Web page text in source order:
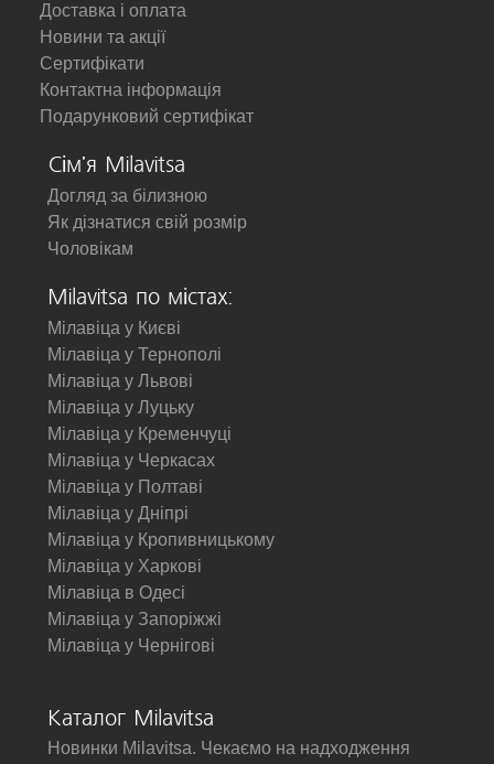
Доставка і оплата
Новини та акції
Сертифікати
Контактна інформація
Подарунковий сертифікат
Сім'я Milavitsa
Догляд за білизною
Як дізнатися свій розмір
Чоловікам
Milavitsa по містах:
Мілавіца у Києві
Мілавіца у Тернополі
Мілавіца у Львові
Мілавіца у Луцьку
Мілавіца у Кременчуці
Мілавіца у Черкасах
Мілавіца у Полтаві
Мілавіца у Дніпрі
Мілавіца у Кропивницькому
Мілавіца у Харкові
Мілавіца в Одесі
Мілавіца у Запоріжжі
Мілавіца у Чернігові
Каталог Milavitsa
Новинки Milavitsa. Чекаємо на надходження